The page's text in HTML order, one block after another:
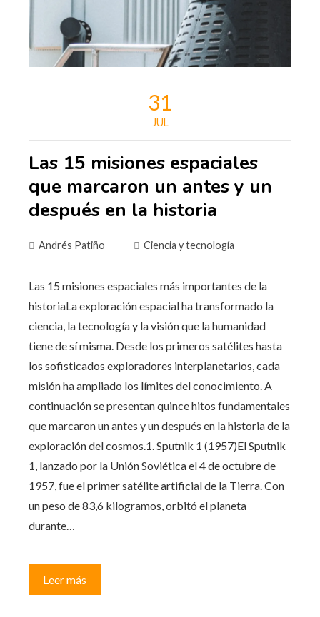
31
JUL
Las 15 misiones espaciales
que marcaron un antes y un
después en la historia
Andrés Patiño Ciencia y tecnología
Las 15 misiones espaciales más importantes de la
historiaLa exploración espacial ha transformado la
ciencia, la tecnología y la visión que la humanidad
tiene de sí misma. Desde los primeros satélites hasta
los sofisticados exploradores interplanetarios, cada
misión ha ampliado los límites del conocimiento. A
continuación se presentan quince hitos fundamentales
que marcaron un antes y un después en la historia de la
exploración del cosmos.1. Sputnik 1 (1957)El Sputnik
1, lanzado por la Unión Soviética el 4 de octubre de
1957, fue el primer satélite artificial de la Tierra. Con
un peso de 83,6 kilogramos, orbitó el planeta
durante…
Leer más